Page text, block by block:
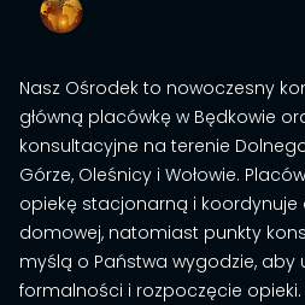
Nasz Ośrodek to nowoczesny
główną placówkę w Będkowie
konsultacyjne na terenie
Górze, Oleśnicy i Wołowie.
opiekę stacjonarną i koordynuje
domowej, natomiast punkty
myślą o Państwa wygodzie, aby
formalności i rozpoczęcie opieki.